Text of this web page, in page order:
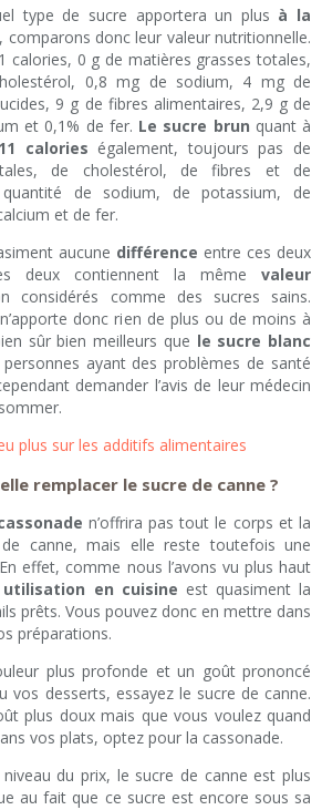
type de sucre apportera un plus à la
comparons donc leur valeur nutritionnelle.
calories, 0 g de matières grasses totales,
0,8 mg de sodium, 4 mg de
9 g de fibres alimentaires, 2,9 g de
et 0,1% de fer. Le sucre brun quant à
11 calories également, toujours pas de
de cholestérol, de fibres et de
de sodium, de potassium, de
et de fer.
aucune différence entre ces deux
deux contiennent la même valeur
considérés comme des sucres sains.
donc rien de plus ou de moins à
sûr bien meilleurs que le sucre blanc
ayant des problèmes de santé
demander l’avis de leur médecin
plus sur les additifs alimentaires
remplacer le sucre de canne ?
n’offrira pas tout le corps et la
canne, mais elle reste toutefois une
effet, comme nous l’avons vu plus haut
en cuisine est quasiment la
prêts. Vous pouvez donc en mettre dans
préparations.
plus profonde et un goût prononcé
vos desserts, essayez le sucre de canne.
plus doux mais que vous voulez quand
vos plats, optez pour la cassonade.
du prix, le sucre de canne est plus
au fait que ce sucre est encore sous sa